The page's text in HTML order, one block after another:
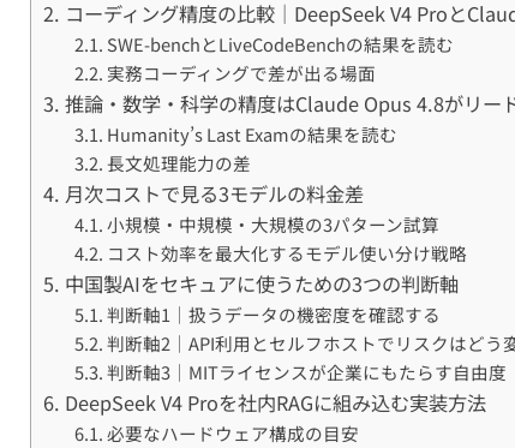
コーディング精度の比較｜DeepSeek V4 Proと
SWE-benchとLiveCodeBenchの結果を読む
実務コーディングで差が出る場面
推論・数学・科学の精度はClaude Opus 4.8がリー
Humanity’s Last Examの結果を読む
長文処理能力の差
月次コストで見る3モデルの料金差
小規模・中規模・大規模の3パターン試算
コスト効率を最大化するモデル使い分け戦略
中国製AIをセキュアに使うための3つの判断軸
判断軸1｜扱うデータの機密度を確認する
判断軸2｜API利用とセルフホストでリスクはどう
判断軸3｜MITライセンスが企業にもたらす自由度
DeepSeek V4 Proを社内RAGに組み込む実装方法
必要なハードウェア構成の目安